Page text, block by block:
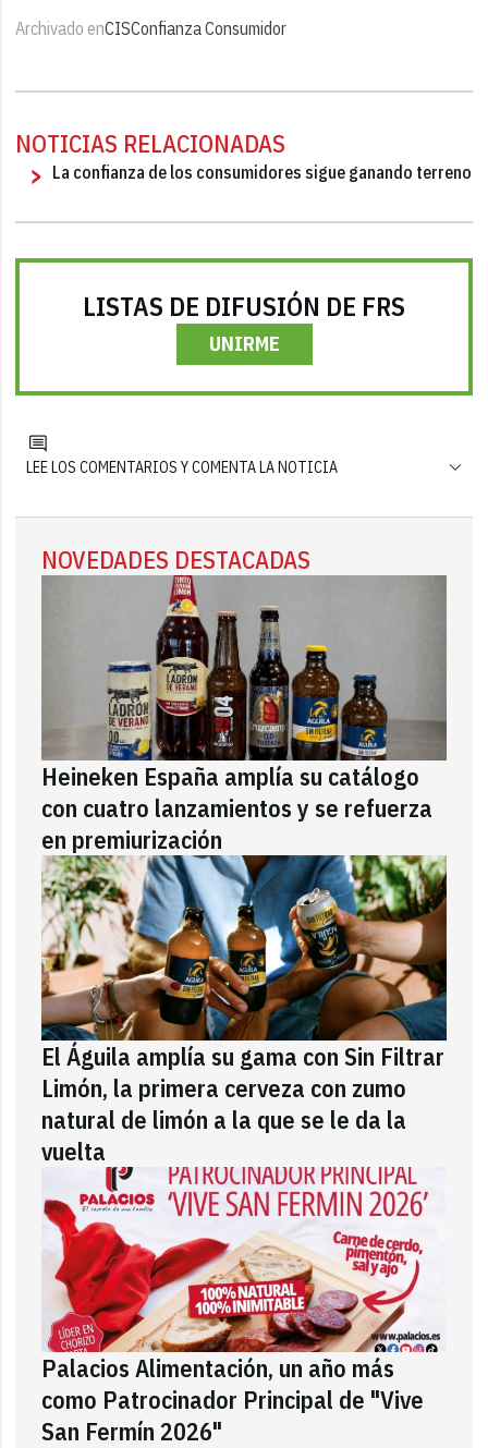
Archivado enCISConfianza Consumidor
NOTICIAS RELACIONADAS
La confianza de los consumidores sigue ganando terreno
LISTAS DE DIFUSIÓN DE FRS
UNIRME
LEE LOS COMENTARIOS Y COMENTA LA NOTICIA
NOVEDADES DESTACADAS
Heineken España amplía su catálogo
con cuatro lanzamientos y se refuerza
en premiurización
El Águila amplía su gama con Sin Filtrar
Limón, la primera cerveza con zumo
natural de limón a la que se le da la
vuelta
Palacios Alimentación, un año más
como Patrocinador Principal de "Vive
San Fermín 2026"